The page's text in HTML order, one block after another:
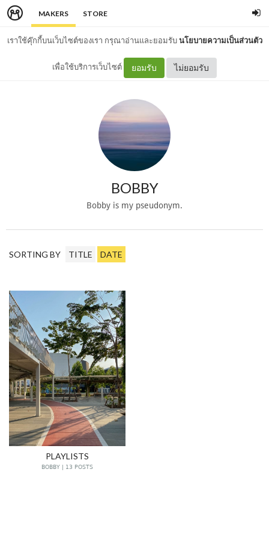
MAKERS STORE
เราใช้คุ๊กกี้บนเว็บไซต์ของเรา กรุณาอ่านและยอมรับนโยบายความเป็นส่วนตัว
เพื่อใช้บริการเว็บไซต์ ยอมรับ ไม่ยอมรับ
BOBBY
Bobby is my pseudonym.
SORTING BY TITLE DATE
PLAYLISTS
BOBBY | 13 POSTS